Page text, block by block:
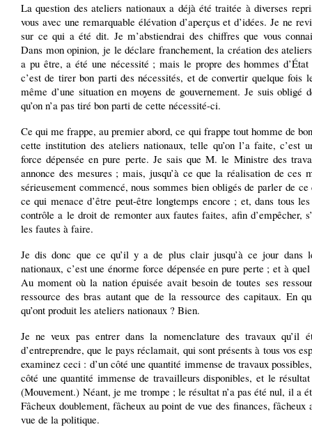
La question des ateliers nationaux a déjà été traitée à diverses
vous avec une remarquable élévation d’aperçus et d’idées. Je ne
sur ce qui a été dit. Je m’abstiendrai des chiffres que vous
Dans mon opinion, je le déclare franchement, la création des
a pu être, a été une nécessité ; mais le propre des hommes d’État
c’est de tirer bon parti des nécessités, et de convertir quelque fois
même d’une situation en moyens de gouvernement. Je suis obligé
qu’on n’a pas tiré bon parti de cette nécessité-ci.
Ce qui me frappe, au premier abord, ce qui frappe tout homme de
cette institution des ateliers nationaux, telle qu’on l’a faite, c’est
force dépensée en pure perte. Je sais que M. le Ministre des
annonce des mesures ; mais, jusqu’à ce que la réalisation de ces
sérieusement commencé, nous sommes bien obligés de parler de
ce qui menace d’être peut-être longtemps encore ; et, dans tous
contrôle a le droit de remonter aux fautes faites, afin d’empêcher,
les fautes à faire.
Je dis donc que ce qu’il y a de plus clair jusqu’à ce jour dans
nationaux, c’est une énorme force dépensée en pure perte ; et à
Au moment où la nation épuisée avait besoin de toutes ses
ressource des bras autant que de la ressource des capitaux. En
qu’ont produit les ateliers nationaux ? Bien.
Je ne veux pas entrer dans la nomenclature des travaux qu’il
d’entreprendre, que le pays réclamait, qui sont présents à tous vos
examinez ceci : d’un côté une quantité immense de travaux
côté une quantité immense de travailleurs disponibles, et le
(Mouvement.) Néant, je me trompe ; le résultat n’a pas été nul, il a
Fâcheux doublement, fâcheux au point de vue des finances, fâcheux
vue de la politique.